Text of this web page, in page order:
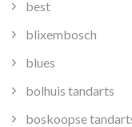
best
blixembosch
blues
bolhuis tandarts
boskoopse